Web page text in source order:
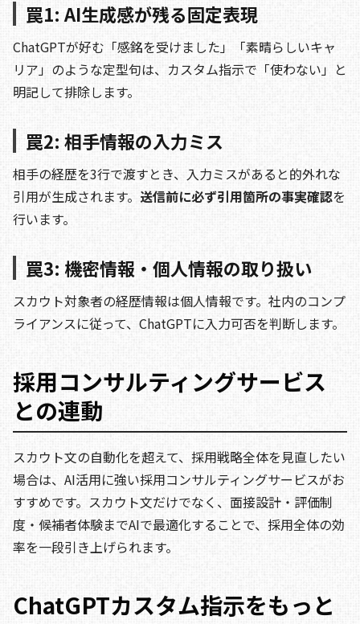
罠1: AI生成感が残る固定表現
ChatGPTが好む「感銘を受けました」「素晴らしいキャ
リア」のような定型句は、カスタム指示で「使わない」と
明記して排除します。
罠2: 相手情報の入力ミス
相手の経歴を3行で渡すとき、入力ミスがあると的外れな
引用が生成されます。 送信前に必ず引用箇所の事実確認を
行います。
罠3: 機密情報・個人情報の取り扱い
スカウト対象者の経歴情報は個人情報です。社内のコンプ
ライアンスに従って、ChatGPTに入力可否を判断します。
採用コンサルティングサービス
との連動
スカウト文の自動化を超えて、採用戦略全体を見直したい
場合は、AI活用に強い採用コンサルティングサービスがお
すすめです。スカウト文だけでなく、面接設計・評価制
度・候補者体験までAIで最適化することで、採用全体の効
率を一段引き上げられます。
ChatGPTカスタム指示をもっと